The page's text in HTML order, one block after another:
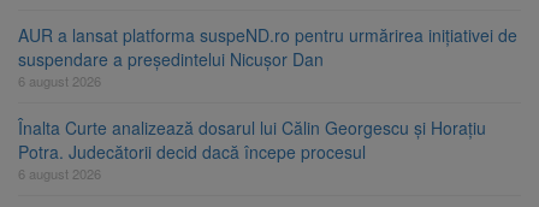
AUR a lansat platforma suspeND.ro pentru urmărirea inițiativei de
suspendare a președintelui Nicușor Dan
6 august 2026
Înalta Curte analizează dosarul lui Călin Georgescu și Horațiu
Potra. Judecătorii decid dacă începe procesul
6 august 2026